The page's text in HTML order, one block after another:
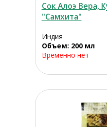
Сок Алоэ Вера,
"Самхита"
Индия
Объем: 200 мл
Временно нет